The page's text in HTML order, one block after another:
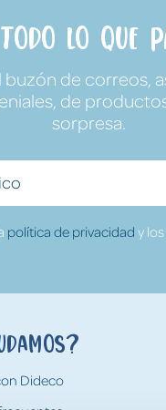
lo que
de correos,
de
sorpresa.
política de privacidad y los
Dideco